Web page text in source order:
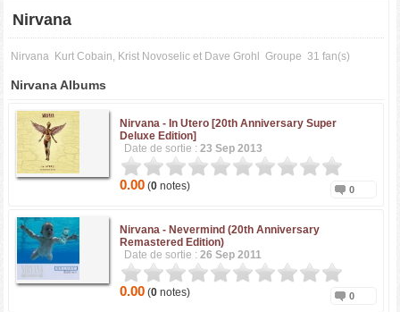
Nirvana
Nirvana Kurt Cobain, Krist Novoselic et Dave Grohl Groupe 31 fan(s)
Nirvana Albums
Nirvana - In Utero [20th Anniversary Super
Deluxe Edition]
Date de sortie :23 Sep 2013
0.00 (0 notes) 0
Nirvana - Nevermind (20th Anniversary
Remastered Edition)
Date de sortie :26 Sep 2011
0.00 (0 notes) 0